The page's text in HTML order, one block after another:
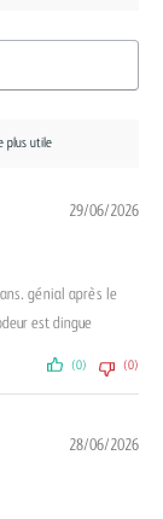
29/06/2026
génial après le
est dingue
(0) (0)
28/06/2026